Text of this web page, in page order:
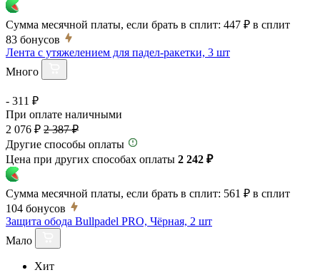
Сумма месячной платы, если брать в сплит: 447 ₽ в сплит
83 бонусов
Лента с утяжелением для падел-ракетки, 3 шт
Много
- 311 ₽
При оплате наличными
2 076 ₽ 2 387 ₽
Другие способы оплаты
Цена при других способах оплаты 2 242 ₽
Сумма месячной платы, если брать в сплит: 561 ₽ в сплит
104 бонусов
Защита обода Bullpadel PRO, Чёрная, 2 шт
Мало
Хит